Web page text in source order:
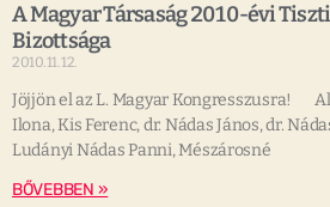
A Magyar Társaság 2010-évi
Bizottsága
2010.11.12.
Jöjjön el az L. Magyar Kongresszusra!
Ilona, Kis Ferenc, dr. Nádas János, dr.
Ludányi Nádas Panni, Mészárosné
BŐVEBBEN »